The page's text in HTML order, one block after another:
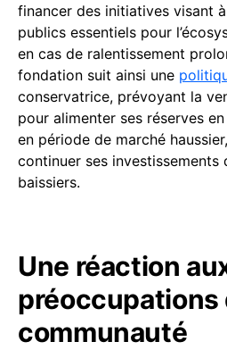
financer des initiatives visant
publics essentiels pour
en cas de ralentissement
fondation suit ainsi une
conservatrice, prévoyant la
pour alimenter ses réserves
en période de marché
continuer ses investissements
baissiers.
Une réaction
préoccupations
communauté